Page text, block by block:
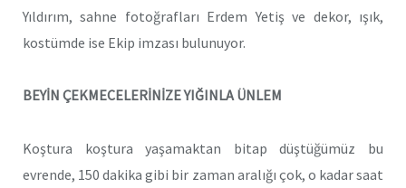
Yıldırım, sahne fotoğrafları Erdem Yetiş ve dekor, ışık,
kostümde ise Ekip imzası bulunuyor.
BEYİN ÇEKMECELERİNİZE YIĞINLA ÜNLEM
Koştura koştura yaşamaktan bitap düştüğümüz bu
evrende, 150 dakika gibi bir zaman aralığı çok, o kadar saat